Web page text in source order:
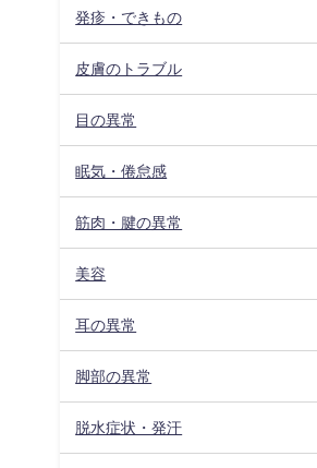
発疹・できもの
皮膚のトラブル
目の異常
眠気・倦怠感
筋肉・腱の異常
美容
耳の異常
脚部の異常
脱水症状・発汗